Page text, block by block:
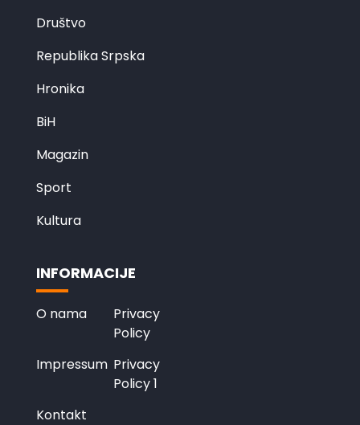
Društvo
Republika Srpska
Hronika
BiH
Magazin
Sport
Kultura
INFORMACIJE
O nama
Privacy
Policy
Impressum Privacy
Policy 1
Kontakt